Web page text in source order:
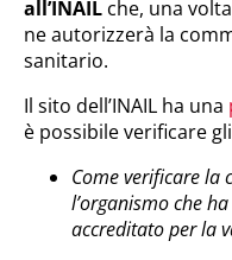
all’INAIL che, una
ne autorizzerà la
sanitario.
Il sito dell’INAIL ha una
è possibile verificare
Come verificare la
l’organismo che
accreditato per la